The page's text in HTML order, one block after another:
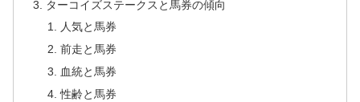
ターコイズステークスと馬券の傾向
人気と馬券
前走と馬券
血統と馬券
性齢と馬券